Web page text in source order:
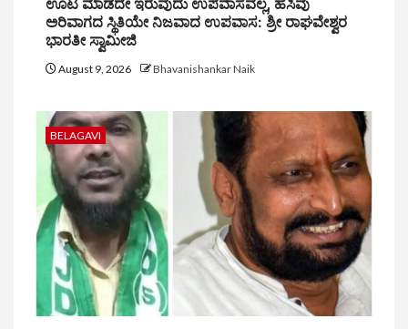
ಊಟ ಮಾಡದೇ ಇರುವುದು ಉಪವಾಸವಲ್ಲ, ಹಸಿವು
ಅರಿವಾಗದ ಸ್ಥಿತಿಯೇ ನಿಜವಾದ ಉಪವಾಸ: ಶ್ರೀ ರಾಘವೇಶ್ವರ
ಭಾರತೀ ಸ್ವಾಮೀಜಿ
August 9, 2026 Bhavanishankar Naik
BELAGAVI